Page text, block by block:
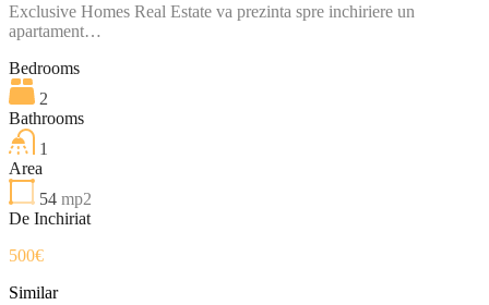
Exclusive Homes Real Estate va prezinta spre inchiriere un
apartament…
Bedrooms
2
Bathrooms
1
Area
54 mp2
De Inchiriat
500€
Similar